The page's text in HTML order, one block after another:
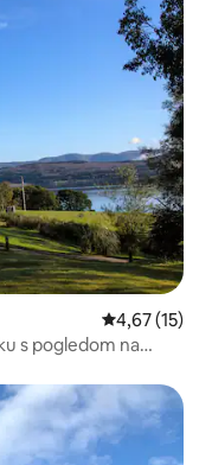
Prosječna
4,67 (15)
s pogledom na